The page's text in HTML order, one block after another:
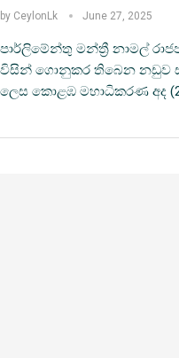
by CeylonLk June 27, 2025
පාර්ලිමේන්තු මන්ත්‍රී නාමල්
විසින් ගොනුකර තිබෙන නඩුව
ලෙස කොළඹ මහාධිකරණ අද